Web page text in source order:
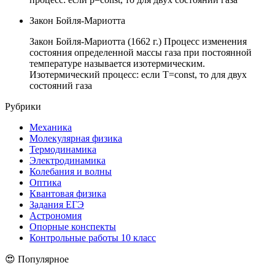
Закон Бойля-Мариотта
Закон Бойля-Мариотта (1662 г.) Процесс изменения
состояния определенной массы газа при постоянной
температуре называется изотермическим.
Изотермический процесс: если T=const, то для двух
состояний газа
Рубрики
Механика
Молекулярная физика
Термодинамика
Электродинамика
Колебания и волны
Оптика
Квантовая физика
Задания ЕГЭ
Астрономия
Опорные конспекты
Контрольные работы 10 класс
😍 Популярное